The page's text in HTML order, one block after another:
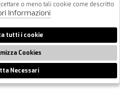
Powered by
o meno tali cookie come descritto
Informazioni
tutti i cookie
Cookies
Necessari